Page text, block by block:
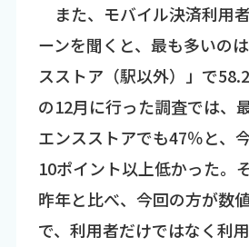
また、モバイル決済利用
ーンを聞くと、最も多いの
スストア（駅以外）」で
の12月に行った調査では、
エンスストアでも47％と、
10ポイント以上低かった。
昨年と比べ、今回の方が数
で、利用者だけではなく利